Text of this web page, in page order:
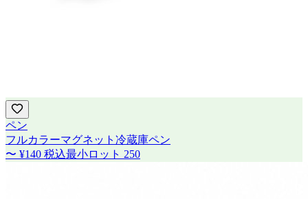
ペン
フルカラーマグネット冷蔵庫ペン
〜 ¥140 税込最小ロット 250